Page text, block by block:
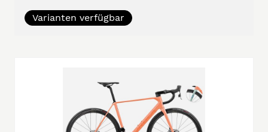
Varianten verfügbar